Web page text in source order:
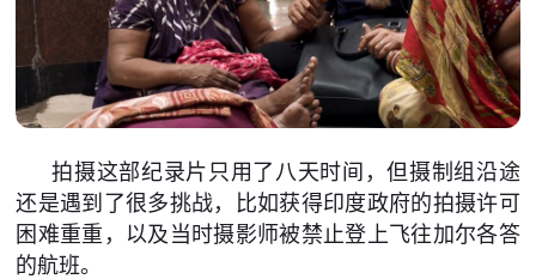
拍摄这部纪录片只用了八天时间，但摄制组沿途
还是遇到了很多挑战，比如获得印度政府的拍摄许可
困难重重，以及当时摄影师被禁止登上飞往加尔各答
的航班。